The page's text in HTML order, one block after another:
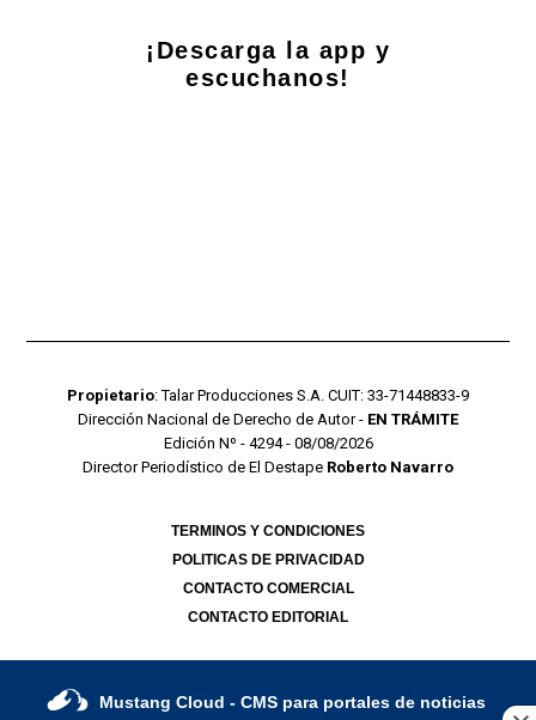
¡Descarga la app y
escuchanos!
Propietario: Talar Producciones S.A. CUIT: 33-71448833-9
Dirección Nacional de Derecho de Autor - EN TRÁMITE
Edición Nº - 4294 - 08/08/2026
Director Periodístico de El Destape Roberto Navarro
TERMINOS Y CONDICIONES
POLITICAS DE PRIVACIDAD
CONTACTO COMERCIAL
CONTACTO EDITORIAL
Mustang Cloud - CMS para portales de noticias